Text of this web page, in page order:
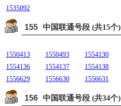
1535092
155 中国联通号段 (共15个)
1550413 1550493 1554130
1554136
1554137 1554138
1556629
1556630 1556631
156 中国联通号段 (共34个)